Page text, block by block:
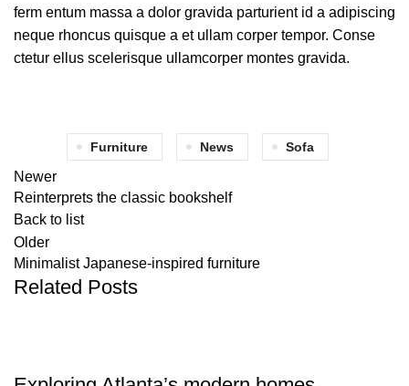
ferm entum massa a dolor gravida parturient id a adipiscing
neque rhoncus quisque a et ullam corper tempor. Conse
ctetur ellus scelerisque ullamcorper montes gravida.
Furniture News Sofa
Newer
Reinterprets the classic bookshelf
Back to list
Older
Minimalist Japanese-inspired furniture
Related Posts